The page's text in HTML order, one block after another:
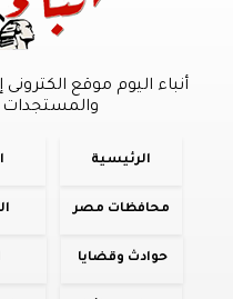
أنباء اليوم موقع
والمستجدات
الرئيسية
محافظات مصر
حوادث وقضايا